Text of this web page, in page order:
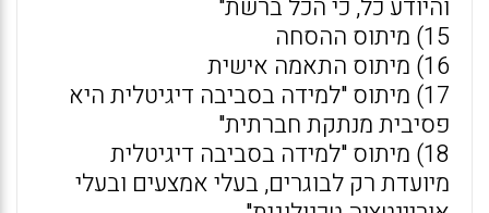
והיודע כל, כי הכל ברשת"
15) מיתוס ההסחה
16) מיתוס התאמה אישית
17) מיתוס "למידה בסביבה דיגיטלית היא
פסיבית מנתקת חברתית"
18) מיתוס "למידה בסביבה דיגיטלית
מיועדת רק לבוגרים, בעלי אמצעים ובעלי